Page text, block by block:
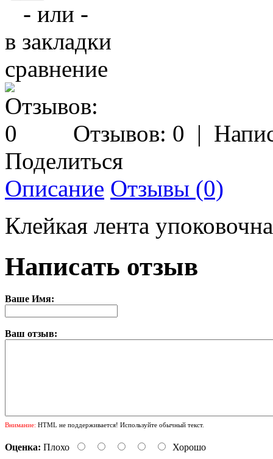
- или -
в закладки
сравнение
Отзывов: 0 |
Поделиться
Описание Отзывы (0)
Клейкая лента
Написать отзыв
Ваше Имя:
Ваш отзыв:
Внимание: HTML не поддерживается! Используйте обычный текст.
Оценка: Плохо Хорошо